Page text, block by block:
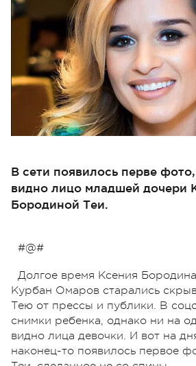
В сети появилось перве
видно лицо младшей дочери
Бородиной Теи.
#@#
Долгое время Ксения
Курбан Омаров старались
Тею от прессы и публики. В
снимки ребенка, однако ни на
видно лица девочки. И вот на
наконец-то появилось первое